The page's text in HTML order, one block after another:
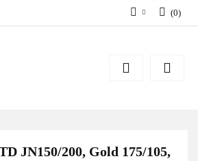
Zarejestruj się
(0)
JN150/200, Gold 175/105,